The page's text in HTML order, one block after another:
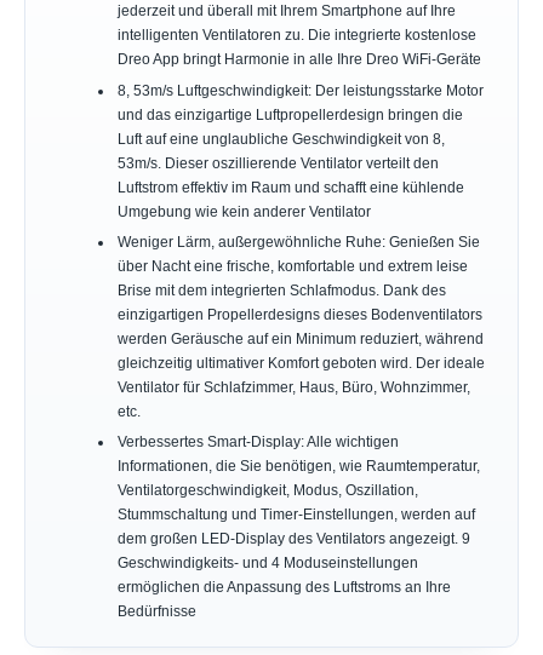
jederzeit und überall mit Ihrem Smartphone auf Ihre
intelligenten Ventilatoren zu. Die integrierte kostenlose
Dreo App bringt Harmonie in alle Ihre Dreo WiFi-Geräte
8, 53m/s Luftgeschwindigkeit: Der leistungsstarke Motor
und das einzigartige Luftpropellerdesign bringen die
Luft auf eine unglaubliche Geschwindigkeit von 8,
53m/s. Dieser oszillierende Ventilator verteilt den
Luftstrom effektiv im Raum und schafft eine kühlende
Umgebung wie kein anderer Ventilator
Weniger Lärm, außergewöhnliche Ruhe: Genießen Sie
über Nacht eine frische, komfortable und extrem leise
Brise mit dem integrierten Schlafmodus. Dank des
einzigartigen Propellerdesigns dieses Bodenventilators
werden Geräusche auf ein Minimum reduziert, während
gleichzeitig ultimativer Komfort geboten wird. Der ideale
Ventilator für Schlafzimmer, Haus, Büro, Wohnzimmer,
etc.
Verbessertes Smart-Display: Alle wichtigen
Informationen, die Sie benötigen, wie Raumtemperatur,
Ventilatorgeschwindigkeit, Modus, Oszillation,
Stummschaltung und Timer-Einstellungen, werden auf
dem großen LED-Display des Ventilators angezeigt. 9
Geschwindigkeits- und 4 Moduseinstellungen
ermöglichen die Anpassung des Luftstroms an Ihre
Bedürfnisse